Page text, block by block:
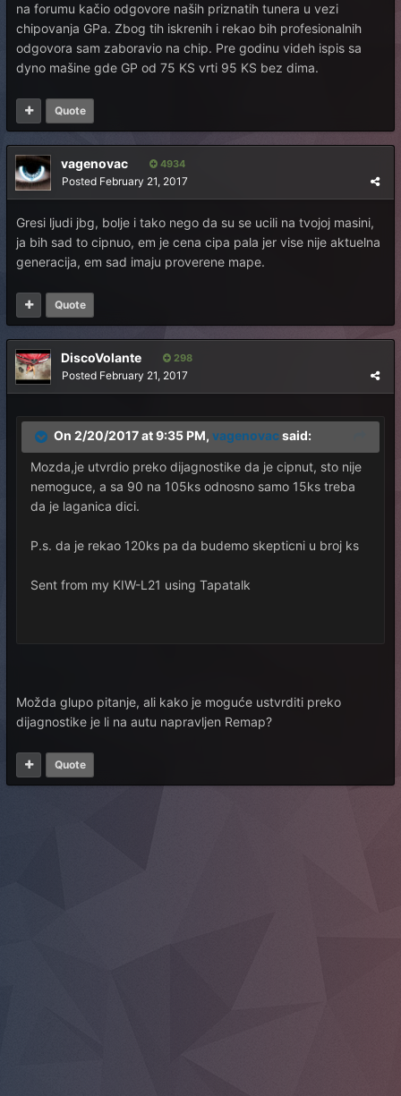
na forumu kačio odgovore naših priznatih tunera u vezi
chipovanja GPa. Zbog tih iskrenih i rekao bih profesionalnih
odgovora sam zaboravio na chip. Pre godinu videh ispis sa
dyno mašine gde GP od 75 KS vrti 95 KS bez dima.
Quote
vagenovac 4934
Posted February 21, 2017
Gresi ljudi jbg, bolje i tako nego da su se ucili na tvojoj masini,
ja bih sad to cipnuo, em je cena cipa pala jer vise nije aktuelna
generacija, em sad imaju proverene mape.
Quote
DiscoVolante 298
Posted February 21, 2017
On 2/20/2017 at 9:35 PM, vagenovacsaid:
Mozda,je utvrdio preko dijagnostike da je cipnut, sto nije
nemoguce, a sa 90 na 105ks odnosno samo 15ks treba
da je laganica dici.
P.s. da je rekao 120ks pa da budemo skepticni u broj ks
Sent from my KIW-L21 using Tapatalk
Možda glupo pitanje, ali kako je moguće ustvrditi preko
dijagnostike je li na autu napravljen Remap?
Quote